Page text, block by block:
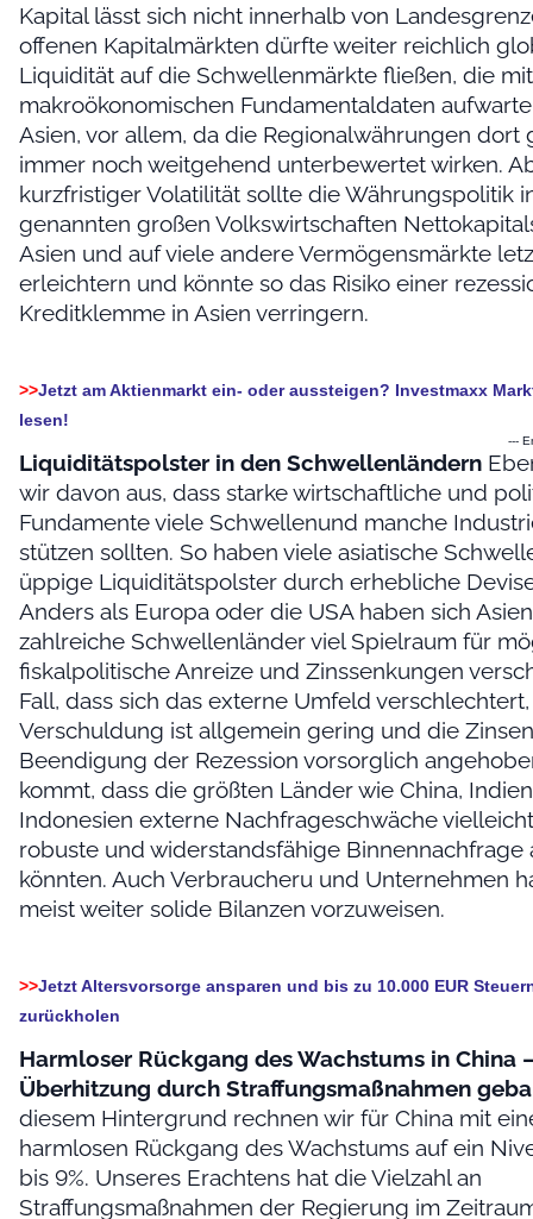
Kapital lässt sich nicht innerhalb von
offenen Kapitalmärkten dürfte weiter reichlich
Liquidität auf die Schwellenmärkte fließen, die
makroökonomischen Fundamentaldaten
Asien, vor allem, da die Regionalwährungen dort
immer noch weitgehend unterbewertet wirken.
kurzfristiger Volatilität sollte die Währungspolitik
genannten großen Volkswirtschaften
Asien und auf viele andere Vermögensmärkte
erleichtern und könnte so das Risiko einer
Kreditklemme in Asien verringern.
>>Jetzt am Aktienmarkt ein- oder aussteigen? Investmaxx
lesen!
---
Liquiditätspolster in den Schwellenländern
wir davon aus, dass starke wirtschaftliche und
Fundamente viele Schwellenund manche
stützen sollten. So haben viele asiatische
üppige Liquiditätspolster durch erhebliche
Anders als Europa oder die USA haben sich
zahlreiche Schwellenländer viel Spielraum für
fiskalpolitische Anreize und Zinssenkungen
Fall, dass sich das externe Umfeld
Verschuldung ist allgemein gering und die
Beendigung der Rezession vorsorglich
kommt, dass die größten Länder wie China,
Indonesien externe Nachfrageschwäche
robuste und widerstandsfähige Binnennachfrage
könnten. Auch Verbraucheru und Unternehmen
meist weiter solide Bilanzen vorzuweisen.
>>Jetzt Altersvorsorge ansparen und bis zu 10.000 EUR
zurückholen
Harmloser Rückgang des Wachstums in China
Überhitzung durch Straffungsmaßnahmen
diesem Hintergrund rechnen wir für China mit
harmlosen Rückgang des Wachstums auf ein
bis 9%. Unseres Erachtens hat die Vielzahl an
Straffungsmaßnahmen der Regierung im